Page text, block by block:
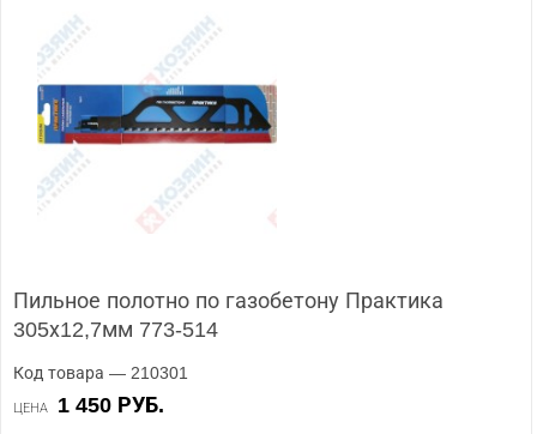
Пильное полотно по газобетону Практика
305х12,7мм 773-514
Код товара — 210301
ЦЕНА 1 450 РУБ.